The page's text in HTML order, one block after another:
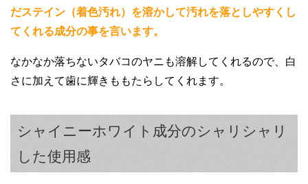
とっても嬉しいので、これからも使い続け
る予定です。
これで歯を磨いて1週間くらいたった頃、使
用後に水ですすぐとめちゃくちゃしみるよ
知覚過敏になったみたいですごくショック
です・・・。
だステイン（着色汚れ）を溶かして汚れを落としやすくし
てくれる成分の事を言います。
なかなか落ちないタバコのヤニも溶解してくれるので、白
さに加えて歯に輝きももたらしてくれます。
シャイニーホワイト成分のシャリシャリ
した使用感